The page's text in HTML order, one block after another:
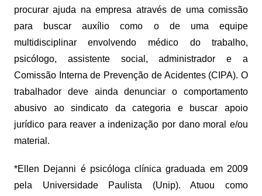
procurar ajuda na empresa através de uma comissão
para buscar auxílio como o de uma equipe
multidisciplinar envolvendo médico do trabalho,
psicólogo, assistente social, administrador e a
Comissão Interna de Prevenção de Acidentes (CIPA). O
trabalhador deve ainda denunciar o comportamento
abusivo ao sindicato da categoria e buscar apoio
jurídico para reaver a indenização por dano moral e/ou
material.
*Ellen Dejanni é psicóloga clínica graduada em 2009
pela Universidade Paulista (Unip). Atuou como